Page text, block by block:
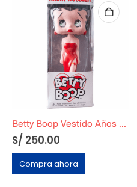
Betty Boop Vestido Años 90
S/ 250.00
Compra ahora